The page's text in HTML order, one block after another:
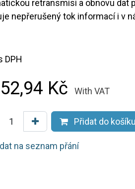
retransmisi a obnovu dat
nepřerušený tok informací i v
DPH
Kč With VAT
Přidat do košíku
na seznam přání